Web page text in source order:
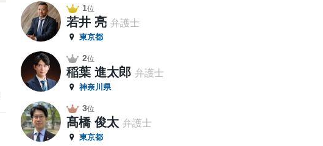
1位
若井 亮 弁護士
東京都
2位
稲葉 進太郎 弁護士
神奈川県
3位
髙橋 俊太 弁護士
東京都